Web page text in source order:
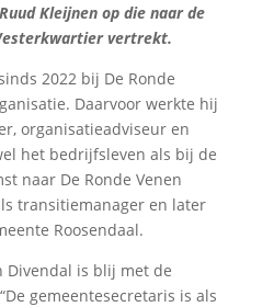
Kleijnen op die naar de
vertrekt.
2022 bij De Ronde
Daarvoor werkte hij
organisatieadviseur en
het bedrijfsleven als bij de
naar De Ronde Venen
transitiemanager en later
Roosendaal.
Divendal is blij met de
gemeentesecretaris is als